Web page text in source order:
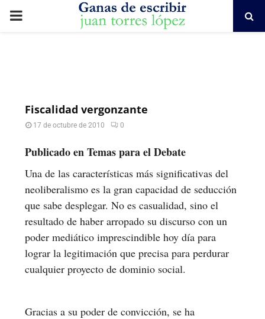
PRIMARY
Fiscalidad vergonzante
17 de octubre de 2010 0
Publicado en Temas para el Debate
Una de las características más significativas del
neoliberalismo es la gran capacidad de seducción
que sabe desplegar. No es casualidad, sino el
resultado de haber arropado su discurso con un
poder mediático imprescindible hoy día para
lograr la legitimación que precisa para perdurar
cualquier proyecto de dominio social.
Gracias a su poder de convicción, se ha